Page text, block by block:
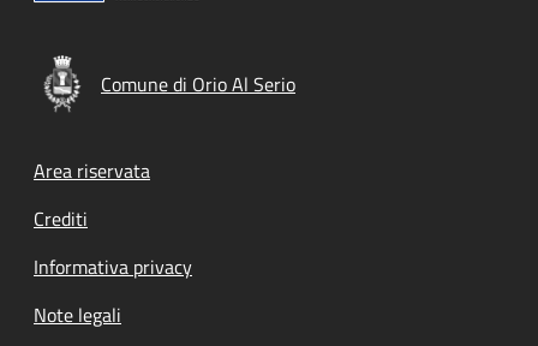
Comune di Orio Al Serio
Footer menu
Area riservata
Crediti
Informativa privacy
Note legali